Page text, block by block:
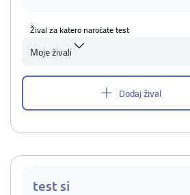
Žival za katero naročate test
Moje živali
Dodaj žival
test si